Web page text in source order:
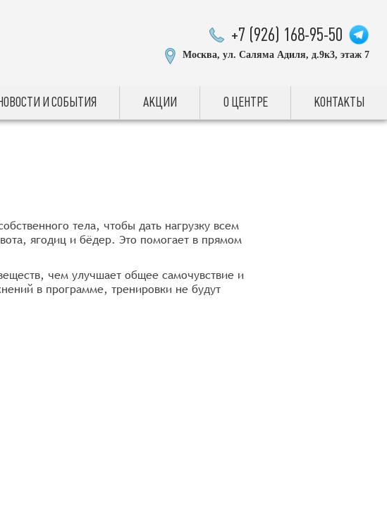
+7 (926) 168-95-50
Москва, ул. Саляма Адиля, д.9к3, этаж 7
И СОБЫТИЯ АКЦИИ О ЦЕНТРЕ КОНТАКТЫ
тела, чтобы дать нагрузку всем
ягодиц и бёдер. Это помогает в прямом
чем улучшает общее самочувствие и
в программе, тренировки не будут